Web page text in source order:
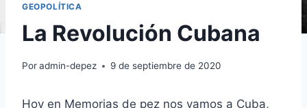
GEOPOLÍTICA
La Revolución Cubana
Poradmin-depez 9 de septiembre de 2020
Hoy en Memorias de pez nos vamos a Cuba,